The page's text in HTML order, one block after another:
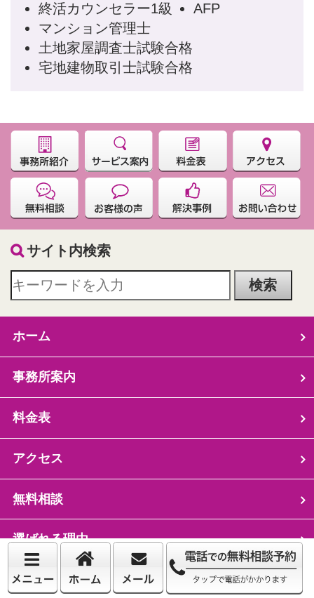
終活カウンセラー1級
AFP
マンション管理士
土地家屋調査士試験合格
宅地建物取引士試験合格
サイト内検索
ホーム
事務所案内
料金表
アクセス
無料相談
選ばれる理由
お客様の声